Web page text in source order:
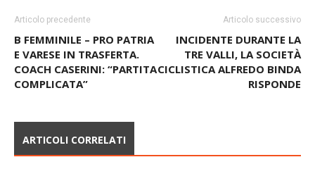
Articolo precedente
B FEMMINILE – PRO PATRIA
E VARESE IN TRASFERTA.
COACH CASERINI: “PARTITA
COMPLICATA”
Articolo successivo
INCIDENTE DURANTE LA
TRE VALLI, LA SOCIETÀ
CICLISTICA ALFREDO BINDA
RISPONDE
ARTICOLI CORRELATI